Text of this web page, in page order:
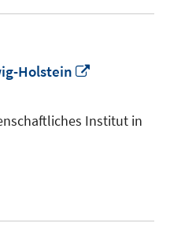
Holstein
öffnen
Institut in